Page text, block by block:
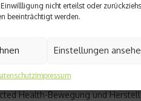
nicht erteilst oder
beeinträchtigt werden.
Einstellungen
Impressum
gesund
physischem und mentalem Stress
und Diabetes. Withings, einer der
Health-Bewegung und
9. Januar 2025